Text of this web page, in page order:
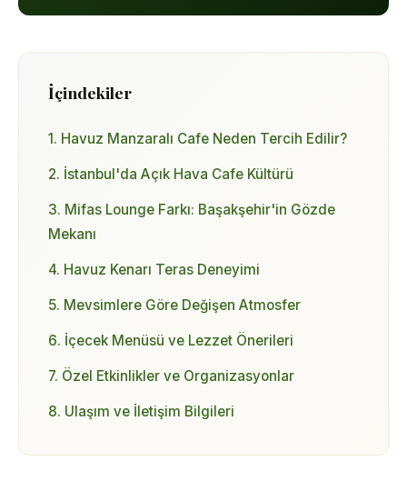
İçindekiler
1. Havuz Manzaralı Cafe Neden Tercih Edilir?
2. İstanbul'da Açık Hava Cafe Kültürü
3. Mifas Lounge Farkı: Başakşehir'in Gözde
Mekanı
4. Havuz Kenarı Teras Deneyimi
5. Mevsimlere Göre Değişen Atmosfer
6. İçecek Menüsü ve Lezzet Önerileri
7. Özel Etkinlikler ve Organizasyonlar
8. Ulaşım ve İletişim Bilgileri